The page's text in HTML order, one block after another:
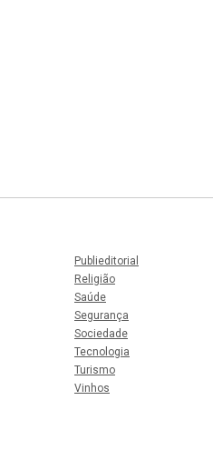
Publieditorial
Religião
Saúde
Segurança
Sociedade
Tecnologia
Turismo
Vinhos